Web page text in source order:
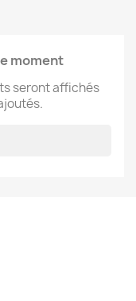
moment
seront affichés